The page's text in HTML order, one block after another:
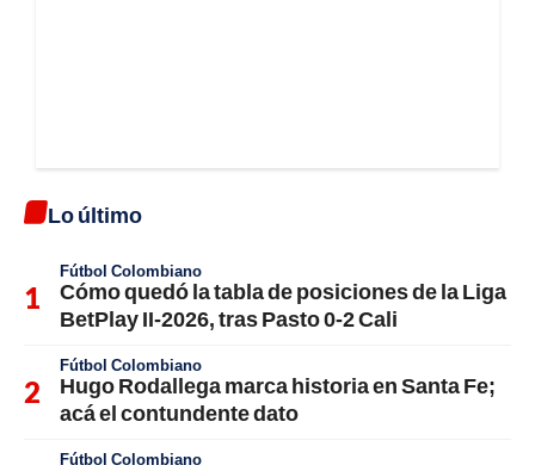
Lo último
Fútbol Colombiano
Cómo quedó la tabla de posiciones de la Liga
BetPlay II-2026, tras Pasto 0-2 Cali
Fútbol Colombiano
Hugo Rodallega marca historia en Santa Fe;
acá el contundente dato
Fútbol Colombiano